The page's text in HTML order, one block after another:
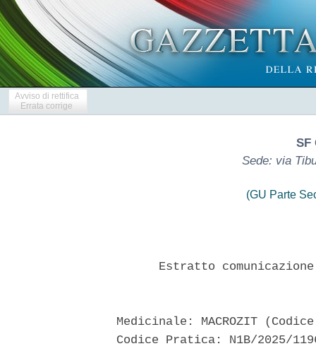
Avviso di rettifica
Errata corrige
SF
Sede: via
(GU Parte
Estratto
Medicinale: MACROZIT
Codice Pratica: N1B/2025/